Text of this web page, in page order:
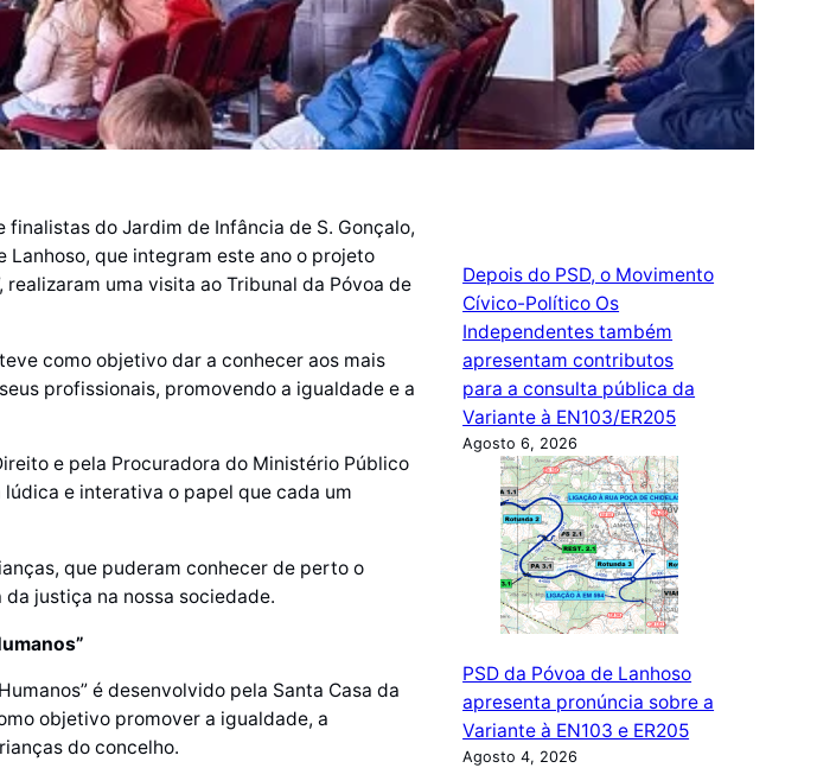
do Jardim de Infância de S. Gonçalo,
Lanhoso, que integram este ano o projeto
realizaram uma visita ao Tribunal da Póvoa de
como objetivo dar a conhecer aos mais
profissionais, promovendo a igualdade e a
e pela Procuradora do Ministério Público
e interativa o papel que cada um
que puderam conhecer de perto o
justiça na nossa sociedade.
é desenvolvido pela Santa Casa da
objetivo promover a igualdade, a
do concelho.
Depois do PSD, o Movimento
Cívico-Político Os
Independentes também
apresentam contributos
para a consulta pública da
Variante à EN103/ER205
Agosto 6, 2026
PSD da Póvoa de Lanhoso
apresenta pronúncia sobre a
Variante à EN103 e ER205
Agosto 4, 2026